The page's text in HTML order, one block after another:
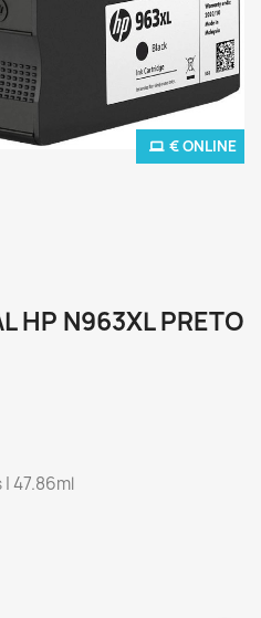
€ ONLINE
HP N963XL PRETO
47.86ml